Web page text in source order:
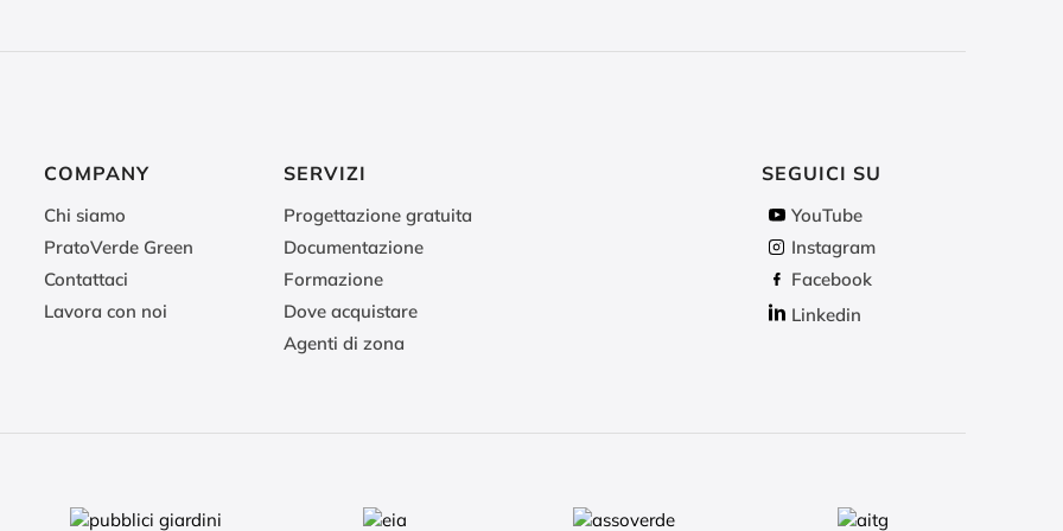
COMPANY
Chi siamo
PratoVerde Green
Contattaci
Lavora con noi
SERVIZI
Progettazione gratuita
Documentazione
Formazione
Dove acquistare
Agenti di zona
SEGUICI SU
YouTube
Instagram
Facebook
Linkedin